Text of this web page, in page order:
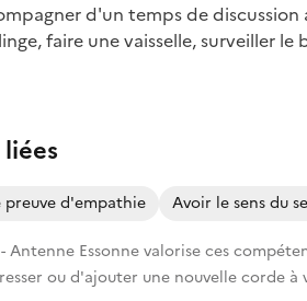
d'un temps de
faire une vaisselle, surveiller
d'empathie Avoir le sens du
Antenne Essonne valorise ces
ou d'ajouter une nouvelle corde à